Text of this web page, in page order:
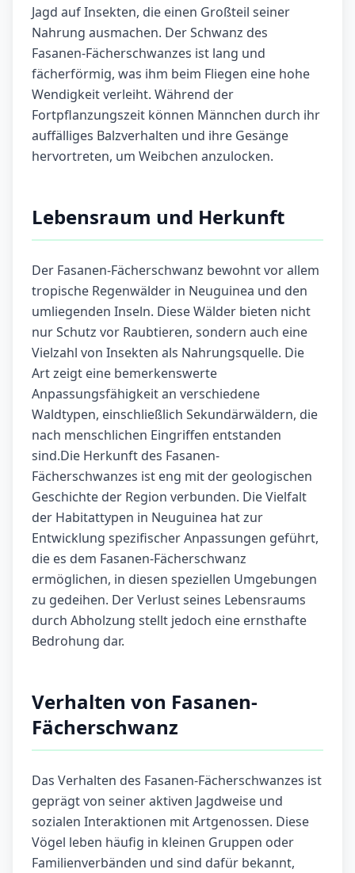
Jagd auf Insekten, die einen Großteil seiner
Nahrung ausmachen. Der Schwanz des
Fasanen-Fächerschwanzes ist lang und
fächerförmig, was ihm beim Fliegen eine hohe
Wendigkeit verleiht. Während der
Fortpflanzungszeit können Männchen durch ihr
auffälliges Balzverhalten und ihre Gesänge
hervortreten, um Weibchen anzulocken.
Lebensraum und Herkunft
Der Fasanen-Fächerschwanz bewohnt vor allem
tropische Regenwälder in Neuguinea und den
umliegenden Inseln. Diese Wälder bieten nicht
nur Schutz vor Raubtieren, sondern auch eine
Vielzahl von Insekten als Nahrungsquelle. Die
Art zeigt eine bemerkenswerte
Anpassungsfähigkeit an verschiedene
Waldtypen, einschließlich Sekundärwäldern, die
nach menschlichen Eingriffen entstanden
sind.Die Herkunft des Fasanen-
Fächerschwanzes ist eng mit der geologischen
Geschichte der Region verbunden. Die Vielfalt
der Habitattypen in Neuguinea hat zur
Entwicklung spezifischer Anpassungen geführt,
die es dem Fasanen-Fächerschwanz
ermöglichen, in diesen speziellen Umgebungen
zu gedeihen. Der Verlust seines Lebensraums
durch Abholzung stellt jedoch eine ernsthafte
Bedrohung dar.
Verhalten von Fasanen-
Fächerschwanz
Das Verhalten des Fasanen-Fächerschwanzes ist
geprägt von seiner aktiven Jagdweise und
sozialen Interaktionen mit Artgenossen. Diese
Vögel leben häufig in kleinen Gruppen oder
Familienverbänden und sind dafür bekannt,